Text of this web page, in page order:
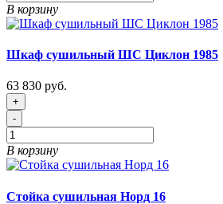
В корзину
Шкаф сушильный ШС Циклон 1985
63 830 руб.
+
-
В корзину
Стойка сушильная Норд 16